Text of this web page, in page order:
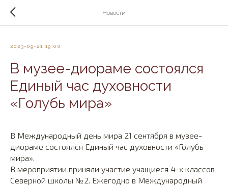
Новости
2023-09-21 19:00
В музее-диораме состоялся
Единый час духовности
«Голубь мира»
В Международный день мира 21 сентября в музее-
диораме состоялся Единый час духовности «Голубь
мира».
В мероприятии приняли участие учащиеся 4-х классов
Северной школы №2. Ежегодно в Международный